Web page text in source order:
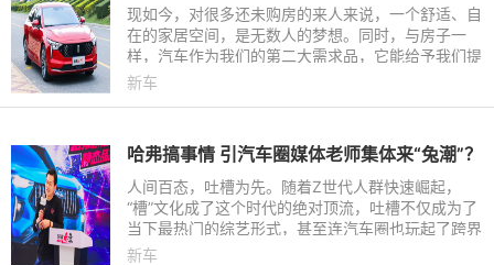
现如今，对很多还未购房的来人来说，一个舒适、自
在的家居空间，是无数人的梦想。同时，与房子一
样，汽车作为我们的第二大需求品，它能给予我们提
供的私人空间，则是另一个庇护所，相当于我们的
新车
哈弗搞事情 引汽车圈媒体老师集体来“兔潮”？
人间百态，吐槽为先。随着Z世代人群快速崛起，
“槽”文化成了这个时代的绝对顶流，吐槽不仅成为了
当下最热门的综艺形式，甚至连汽车圈也玩起了跨界
吐槽。3月11日，哈弗赤兔“兔潮大会”暨静态品鉴会
新车